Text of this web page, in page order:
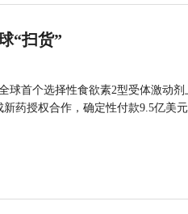
“扫货”
球首个选择性食欲素2型受体激动
药授权合作，确定性付款9.5亿美